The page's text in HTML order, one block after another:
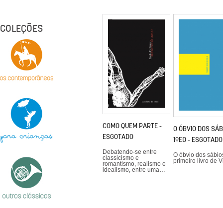
COLEÇÕES
COMO QUEM PARTE -
ESGOTADO
Debatendo-se entre
classicismo e
romantismo, realismo e
idealismo, entre uma…
O ÓBVIO DOS
1ºED - ESGOTADO
O óbvio dos
primeiro livro de